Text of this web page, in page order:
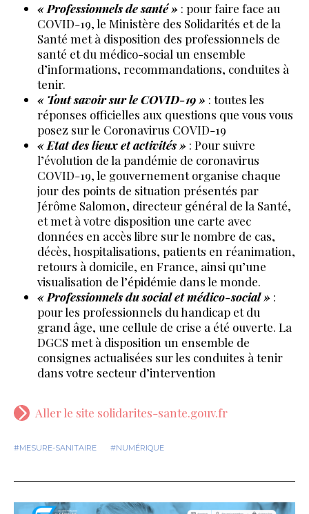
« Professionnels de santé » : pour faire face au
COVID-19, le Ministère des Solidarités et de la
Santé met à disposition des professionnels de
santé et du médico-social un ensemble
d’informations, recommandations, conduites à
tenir.
« Tout savoir sur le COVID-19 » : toutes les
réponses officielles aux questions que vous vous
posez sur le Coronavirus COVID-19
« Etat des lieux et activités » : Pour suivre
l’évolution de la pandémie de coronavirus
COVID-19, le gouvernement organise chaque
jour des points de situation présentés par
Jérôme Salomon, directeur général de la Santé,
et met à votre disposition une carte avec
données en accès libre sur le nombre de cas,
décès, hospitalisations, patients en réanimation,
retours à domicile, en France, ainsi qu’une
visualisation de l’épidémie dans le monde.
« Professionnels du social et médico-social » :
pour les professionnels du handicap et du
grand âge, une cellule de crise a été ouverte. La
DGCS met à disposition un ensemble de
consignes actualisées sur les conduites à tenir
dans votre secteur d’intervention
Aller le site solidarites-sante.gouv.fr
#MESURE-SANITAIRE #NUMÉRIQUE